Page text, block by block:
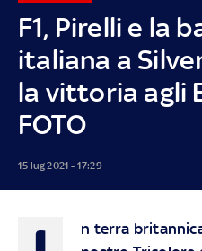
F1, Pirelli e la
italiana a
la vittoria agli
FOTO
15 lug 2021 - 17:29
n terra